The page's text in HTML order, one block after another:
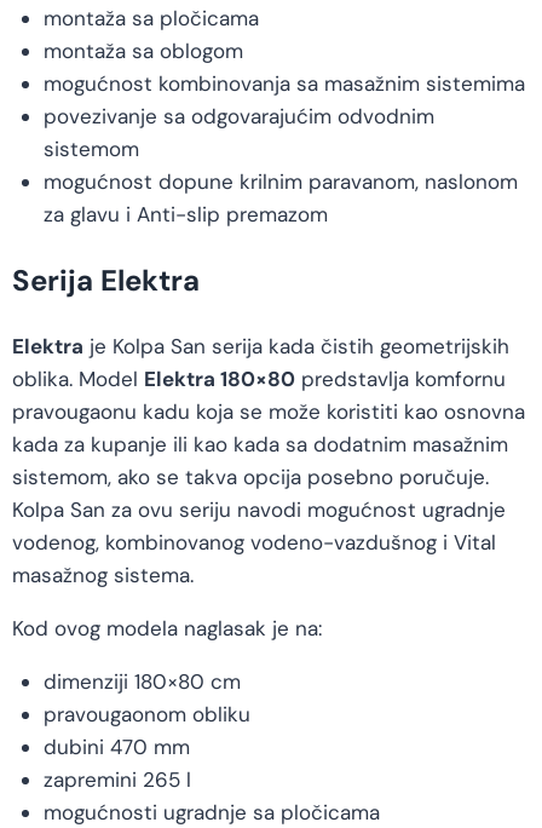
montaža sa pločicama
montaža sa oblogom
mogućnost kombinovanja sa masažnim sistemima
povezivanje sa odgovarajućim odvodnim
sistemom
mogućnost dopune krilnim paravanom, naslonom
za glavu i Anti-slip premazom
Serija Elektra
Elektra je Kolpa San serija kada čistih geometrijskih
oblika. Model Elektra 180×80 predstavlja komfornu
pravougaonu kadu koja se može koristiti kao osnovna
kada za kupanje ili kao kada sa dodatnim masažnim
sistemom, ako se takva opcija posebno poručuje.
Kolpa San za ovu seriju navodi mogućnost ugradnje
vodenog, kombinovanog vodeno-vazdušnog i Vital
masažnog sistema.
Kod ovog modela naglasak je na:
dimenziji 180×80 cm
pravougaonom obliku
dubini 470 mm
zapremini 265 l
mogućnosti ugradnje sa pločicama